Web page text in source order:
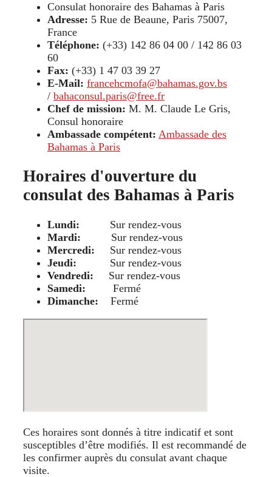
Consulat honoraire des Bahamas à Paris
Adresse: 5 Rue de Beaune, Paris 75007,
France
Téléphone: (+33) 142 86 04 00 / 142 86 03
60
Fax: (+33) 1 47 03 39 27
E-Mail: francehcmofa@bahamas.gov.bs
/ bahaconsul.paris@free.fr
Chef de mission: M. M. Claude Le Gris,
Consul honoraire
Ambassade compétent: Ambassade des
Bahamas à Paris
Horaires d'ouverture du
consulat des Bahamas à Paris
Lundi: Sur rendez-vous
Mardi: Sur rendez-vous
Mercredi: Sur rendez-vous
Jeudi: Sur rendez-vous
Vendredi: Sur rendez-vous
Samedi: Fermé
Dimanche: Fermé
Ces horaires sont donnés à titre indicatif et sont
susceptibles d’être modifiés. Il est recommandé de
les confirmer auprès du consulat avant chaque
visite.